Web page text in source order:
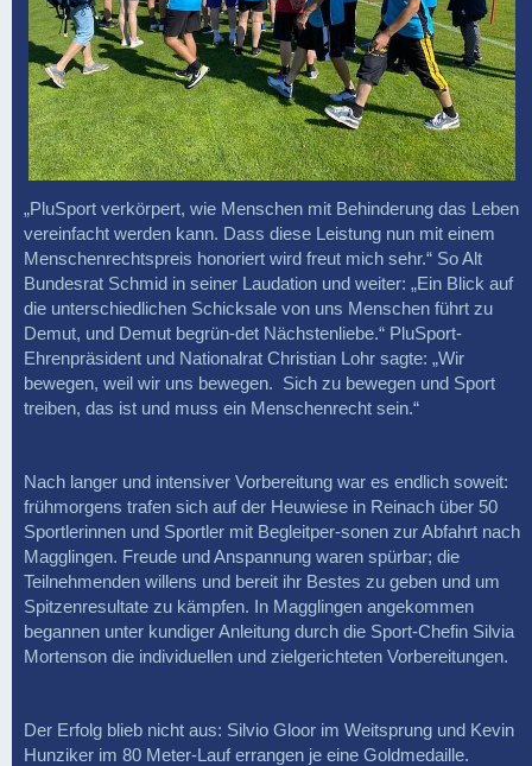
„PluSport verkörpert, wie Menschen mit Behinderung das Leben
vereinfacht werden kann. Dass diese Leistung nun mit einem
Menschenrechtspreis honoriert wird freut mich sehr.“ So Alt
Bundesrat Schmid in seiner Laudation und weiter: „Ein Blick auf
die unterschiedlichen Schicksale von uns Menschen führt zu
Demut, und Demut begrün-det Nächstenliebe.“ PluSport-
Ehrenpräsident und Nationalrat Christian Lohr sagte: „Wir
bewegen, weil wir uns bewegen. Sich zu bewegen und Sport
treiben, das ist und muss ein Menschenrecht sein.“
Nach langer und intensiver Vorbereitung war es endlich soweit:
frühmorgens trafen sich auf der Heuwiese in Reinach über 50
Sportlerinnen und Sportler mit Begleitper-sonen zur Abfahrt nach
Magglingen. Freude und Anspannung waren spürbar; die
Teilnehmenden willens und bereit ihr Bestes zu geben und um
Spitzenresultate zu kämpfen. In Magglingen angekommen
begannen unter kundiger Anleitung durch die Sport-Chefin Silvia
Mortenson die individuellen und zielgerichteten Vorbereitungen.
Der Erfolg blieb nicht aus: Silvio Gloor im Weitsprung und Kevin
Hunziker im 80 Meter-Lauf errangen je eine Goldmedaille.